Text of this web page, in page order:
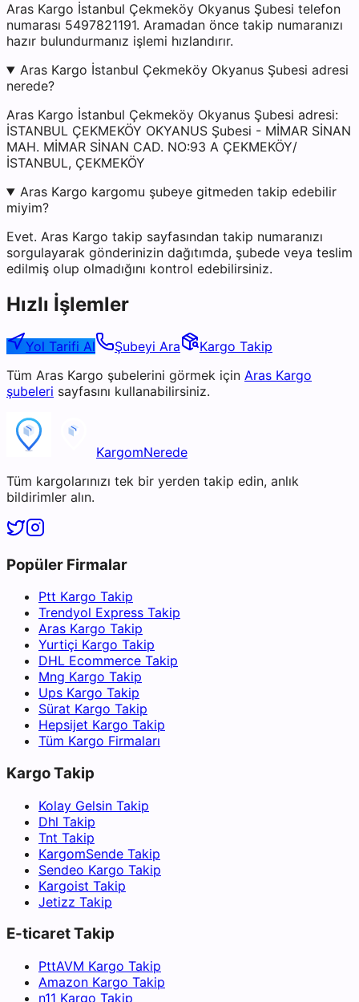
Aras Kargo İstanbul Çekmeköy Okyanus Şubesi telefon
numarası 5497821191. Aramadan önce takip numaranızı
hazır bulundurmanız işlemi hızlandırır.
Aras Kargo İstanbul Çekmeköy Okyanus Şubesi adresi
nerede?
Aras Kargo İstanbul Çekmeköy Okyanus Şubesi adresi:
İSTANBUL ÇEKMEKÖY OKYANUS Şubesi - MİMAR SİNAN
MAH. MİMAR SİNAN CAD. NO:93 A ÇEKMEKÖY/
İSTANBUL, ÇEKMEKÖY
Aras Kargo kargomu şubeye gitmeden takip edebilir
miyim?
Evet. Aras Kargo takip sayfasından takip numaranızı
sorgulayarak gönderinizin dağıtımda, şubede veya teslim
edilmiş olup olmadığını kontrol edebilirsiniz.
Hızlı İşlemler
Yol Tarifi Al Şubeyi Ara
Kargo Takip
Tüm Aras Kargo şubelerini görmek için Aras Kargo
şubeleri sayfasını kullanabilirsiniz.
KargomNerede
Tüm kargolarınızı tek bir yerden takip edin, anlık
bildirimler alın.
Popüler Firmalar
Ptt Kargo Takip
Trendyol Express Takip
Aras Kargo Takip
Yurtiçi Kargo Takip
DHL Ecommerce Takip
Mng Kargo Takip
Ups Kargo Takip
Sürat Kargo Takip
Hepsijet Kargo Takip
Tüm Kargo Firmaları
Kargo Takip
Kolay Gelsin Takip
Dhl Takip
Tnt Takip
KargomSende Takip
Sendeo Kargo Takip
Kargoist Takip
Jetizz Takip
E-ticaret Takip
PttAVM Kargo Takip
Amazon Kargo Takip
n11 Kargo Takip